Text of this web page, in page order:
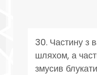
30. Частину з
шляхом, а
змусив